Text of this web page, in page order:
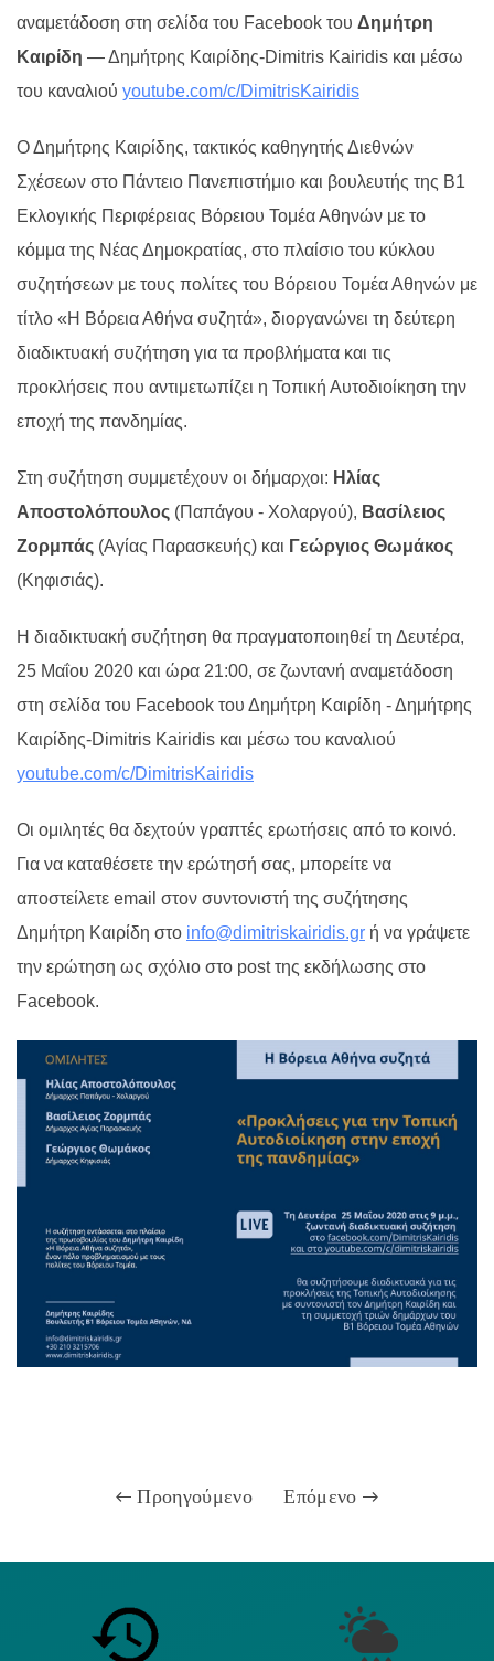
αναμετάδοση στη σελίδα του Facebook του Δημήτρη
Καιρίδη ― Δημήτρης Καιρίδης-Dimitris Kairidis και μέσω
του καναλιού youtube.com/c/DimitrisKairidis
Ο Δημήτρης Καιρίδης, τακτικός καθηγητής Διεθνών
Σχέσεων στο Πάντειο Πανεπιστήμιο και βουλευτής της Β1
Εκλογικής Περιφέρειας Βόρειου Τομέα Αθηνών με το
κόμμα της Νέας Δημοκρατίας, στο πλαίσιο του κύκλου
συζητήσεων με τους πολίτες του Βόρειου Τομέα Αθηνών με
τίτλο «Η Βόρεια Αθήνα συζητά», διοργανώνει τη δεύτερη
διαδικτυακή συζήτηση για τα προβλήματα και τις
προκλήσεις που αντιμετωπίζει η Τοπική Αυτοδιοίκηση την
εποχή της πανδημίας.
Στη συζήτηση συμμετέχουν οι δήμαρχοι: Ηλίας
Αποστολόπουλος (Παπάγου - Χολαργού), Βασίλειος
Ζορμπάς (Αγίας Παρασκευής) και Γεώργιος Θωμάκος
(Κηφισιάς).
Η διαδικτυακή συζήτηση θα πραγματοποιηθεί τη Δευτέρα,
25 Μαΐου 2020 και ώρα 21:00, σε ζωντανή αναμετάδοση
στη σελίδα του Facebook του Δημήτρη Καιρίδη - Δημήτρης
Καιρίδης-Dimitris Kairidis και μέσω του καναλιού
youtube.com/c/DimitrisKairidis
Οι ομιλητές θα δεχτούν γραπτές ερωτήσεις από το κοινό.
Για να καταθέσετε την ερώτησή σας, μπορείτε να
αποστείλετε email στον συντονιστή της συζήτησης
Δημήτρη Καιρίδη στο info@dimitriskairidis.gr ή να γράψετε
την ερώτηση ως σχόλιο στο post της εκδήλωσης στο
Facebook.
Προηγούμενο Επόμενο